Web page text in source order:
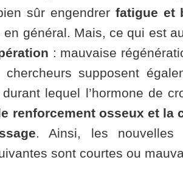
sûr engendrer fatigue et
général. Mais, ce qui est
: mauvaise
supposent
lequel l’hormone de
renforcement osseux et la
. Ainsi, les nouvelles
sont courtes ou